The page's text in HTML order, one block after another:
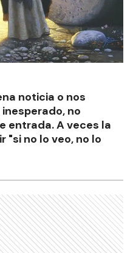
noticia o nos
no
entrada. A veces la
"si no lo veo, no lo